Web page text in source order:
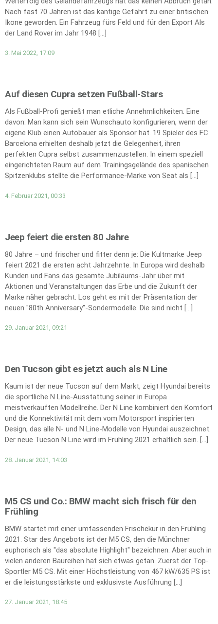
Nach fast 70 Jahren ist das kantige Gefährt zu einer britischen
Ikone geworden. Ein Fahrzeug fürs Feld und für den Export Als
der Land Rover im Jahr 1948 […]
3. Mai 2022, 17:09
Auf diesen Cupra setzen Fußball-Stars
Als Fußball-Profi genießt man etliche Annehmlichkeiten. Eine
davon: Man kann sich sein Wunschauto konfigurieren, wenn der
eigene Klub einen Autobauer als Sponsor hat. 19 Spieler des FC
Barcelona erhielten deshalb jetzt die Gelegenheit, ihren
perfekten Cupra selbst zusammenzustellen. In einem speziell
eingerichteten Raum auf dem Trainingsgelände des spanischen
Spitzenklubs stellte die Performance-Marke von Seat als […]
4. Februar 2021, 00:33
Jeep feiert die ersten 80 Jahre
80 Jahre – und frischer und fitter denn je: Die Kultmarke Jeep
feiert 2021 die ersten acht Jahrzehnte. In Europa wird deshalb
Kunden und Fans das gesamte Jubiläums-Jahr über mit
Aktionen und Veranstaltungen das Erbe und die Zukunft der
Marke näher gebracht. Los geht es mit der Präsentation der
neuen "80th Anniversary"-Sondermodelle. Die sind nicht […]
29. Januar 2021, 09:21
Den Tucson gibt es jetzt auch als N Line
Kaum ist der neue Tucson auf dem Markt, zeigt Hyundai bereits
die sportliche N Line-Ausstattung seiner in Europa
meistverkauften Modellreihe. Der N Line kombiniert den Komfort
und die Konnektivität mit dem vom Motorsport inspirierten
Design, das alle N- und N Line-Modelle von Hyundai auszeichnet.
Der neue Tucson N Line wird im Frühling 2021 erhältlich sein. […]
28. Januar 2021, 14:03
M5 CS und Co.: BMW macht sich frisch für den
Frühling
BMW startet mit einer umfassenden Frischekur in den Frühling
2021. Star des Angebots ist der M5 CS, den die Münchner
euphorisch als "das absolute Highlight" bezeichnen. Aber auch in
vielen anderen Baureihen hat sich etwas getan. Zuerst der Top-
Sportler M5 CS. Mit einer Höchstleistung von 467 kW/635 PS ist
er die leistungsstärkste und exklusivste Ausführung […]
27. Januar 2021, 18:45